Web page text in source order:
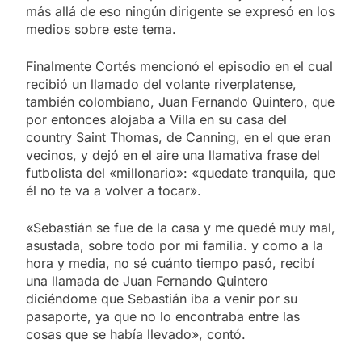
más allá de eso ningún dirigente se expresó en los
medios sobre este tema.
Finalmente Cortés mencionó el episodio en el cual
recibió un llamado del volante riverplatense,
también colombiano, Juan Fernando Quintero, que
por entonces alojaba a Villa en su casa del
country Saint Thomas, de Canning, en el que eran
vecinos, y dejó en el aire una llamativa frase del
futbolista del «millonario»: «quedate tranquila, que
él no te va a volver a tocar».
«Sebastián se fue de la casa y me quedé muy mal,
asustada, sobre todo por mi familia. y como a la
hora y media, no sé cuánto tiempo pasó, recibí
una llamada de Juan Fernando Quintero
diciéndome que Sebastián iba a venir por su
pasaporte, ya que no lo encontraba entre las
cosas que se había llevado», contó.